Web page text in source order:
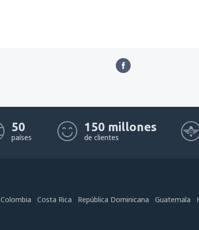
50
países
150 millones
de clientes
Colombia Costa Rica República Dominicana Guatemala